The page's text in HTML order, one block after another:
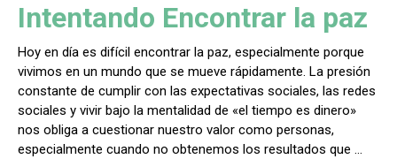
Intentando Encontrar la paz
Hoy en día es difícil encontrar la paz, especialmente porque
vivimos en un mundo que se mueve rápidamente. La presión
constante de cumplir con las expectativas sociales, las redes
sociales y vivir bajo la mentalidad de «el tiempo es dinero»
nos obliga a cuestionar nuestro valor como personas,
especialmente cuando no obtenemos los resultados que …